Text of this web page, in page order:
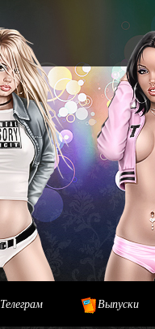
Телеграм Выпуски